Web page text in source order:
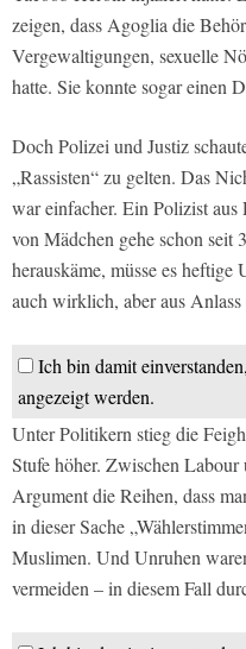
zeigen, dass Agoglia die
Vergewaltigungen, sexuelle
hatte. Sie konnte sogar einen
Doch Polizei und Justiz
„Rassisten“ zu gelten. Das
war einfacher. Ein Polizist aus
von Mädchen gehe schon seit
herauskäme, müsse es
auch wirklich, aber aus
Ich bin damit
angezeigt werden.
Unter Politikern stieg die
Stufe höher. Zwischen Labour
Argument die Reihen, dass
in dieser Sache
Muslimen. Und Unruhen
vermeiden – in diesem Fall